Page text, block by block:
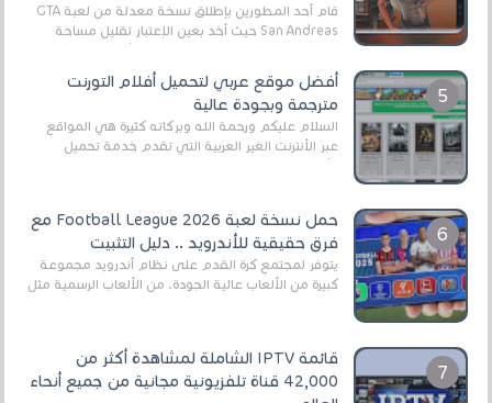
قام أحد المطورين بإطلاق نسخة معدلة من لعبة GTA
San Andreas حيث أخد بعين الإعتبار تقليل مساحة
أفضل موقع عربي لتحميل أفلام التورنت
مترجمة وبجودة عالية
السلام عليكم ورحمة الله وبركاته كثيرة هي المواقع
عبر الأنترنت الغير العربية التي تقدم خدمة تحميل
الأفلام على التورنت ، ومعظم هذه المواقع ل...
حمل نسخة لعبة Football League 2026 مع
فرق حقيقية للأندرويد .. دليل التثبيت
يتوفر لمجتمع كرة القدم على نظام أندرويد مجموعة
كبيرة من الألعاب عالية الجودة. من الألعاب الرسمية مثل
قائمة IPTV الشاملة لمشاهدة أكثر من
42,000 قناة تلفزيونية مجانية من جميع أنحاء